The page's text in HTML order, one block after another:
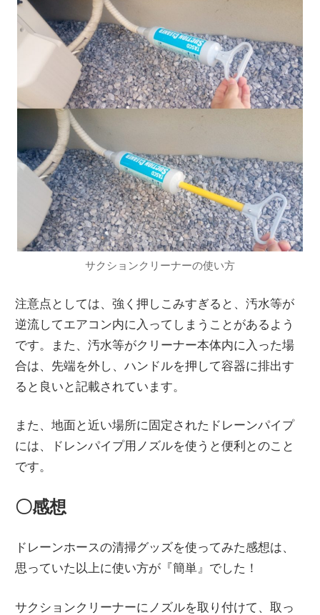
サクションクリーナーの使い方
注意点としては、強く押しこみすぎると、汚水等が
逆流してエアコン内に入ってしまうことがあるよう
です。また、汚水等がクリーナー本体内に入った場
合は、先端を外し、ハンドルを押して容器に排出す
ると良いと記載されています。
また、地面と近い場所に固定されたドレーンパイプ
には、ドレンパイプ用ノズルを使うと便利とのこと
です。
〇感想
ドレーンホースの清掃グッズを使ってみた感想は、
思っていた以上に使い方が『簡単』でした！
サクションクリーナーにノズルを取り付けて、取っ